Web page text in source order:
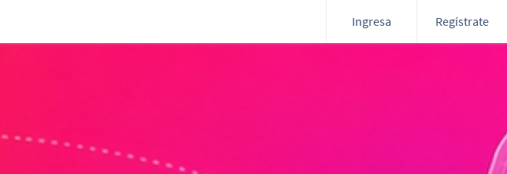
Ingresa Regístrate